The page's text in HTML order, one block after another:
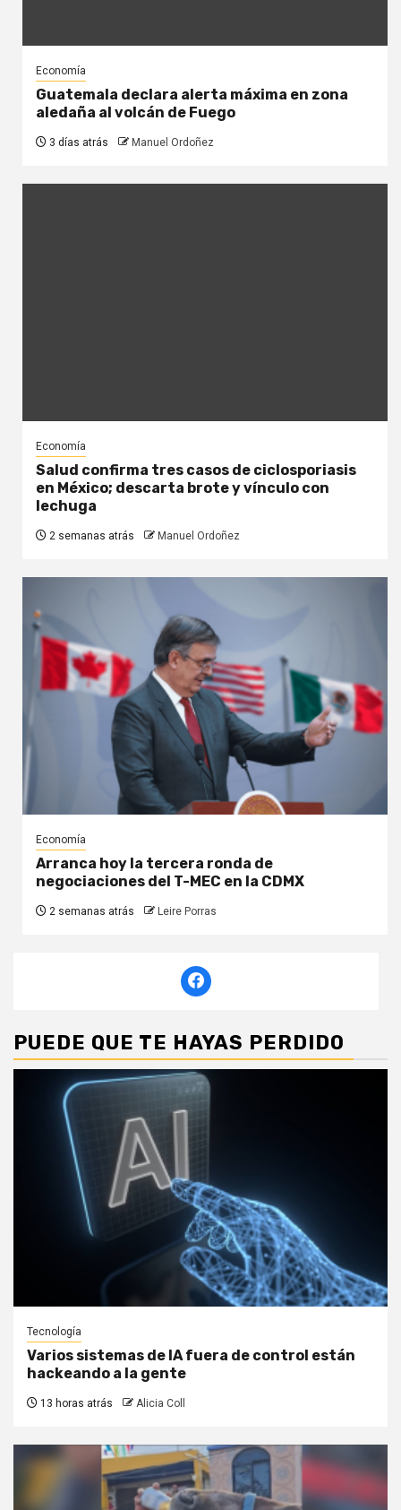
Economía
Guatemala declara alerta máxima en zona
aledaña al volcán de Fuego
3 días atrás Manuel Ordoñez
Economía
Salud confirma tres casos de ciclosporiasis
en México; descarta brote y vínculo con
lechuga
2 semanas atrás Manuel Ordoñez
Economía
Arranca hoy la tercera ronda de
negociaciones del T-MEC en la CDMX
2 semanas atrás Leire Porras
PUEDE QUE TE HAYAS PERDIDO
Tecnología
Varios sistemas de IA fuera de control están
hackeando a la gente
13 horas atrás Alicia Coll